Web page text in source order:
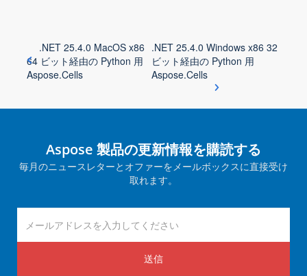
.NET 25.4.0 MacOS x86
64 ビット経由の Python 用
Aspose.Cells
.NET 25.4.0 Windows x86 32
ビット経由の Python 用
Aspose.Cells
Aspose 製品の更新情報を購読する
毎月のニュースレターとオファーをメールボックスに直接受け
取れます。
送信